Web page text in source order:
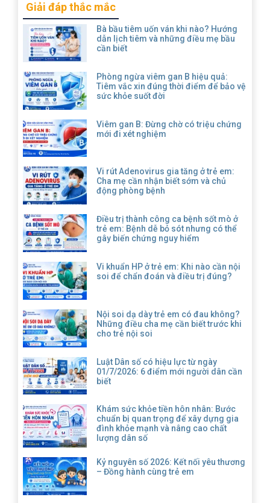
Giải đáp thắc mắc
Bà bầu tiêm uốn ván khi nào? Hướng
dẫn lịch tiêm và những điều mẹ bầu
cần biết
Phòng ngừa viêm gan B hiệu quả:
Tiêm vắc xin đúng thời điểm để bảo vệ
sức khỏe suốt đời
Viêm gan B: Đừng chờ có triệu chứng
mới đi xét nghiệm
Vi rút Adenovirus gia tăng ở trẻ em:
Cha mẹ cần nhận biết sớm và chủ
động phòng bệnh
Điều trị thành công ca bệnh sốt mò ở
trẻ em: Bệnh dễ bỏ sót nhưng có thể
gây biến chứng nguy hiểm
Vi khuẩn HP ở trẻ em: Khi nào cần nội
soi để chẩn đoán và điều trị đúng?
Nội soi dạ dày trẻ em có đau không?
Những điều cha mẹ cần biết trước khi
cho trẻ nội soi
Luật Dân số có hiệu lực từ ngày
01/7/2026: 6 điểm mới người dân cần
biết
Khám sức khỏe tiền hôn nhân: Bước
chuẩn bị quan trọng để xây dựng gia
đình khỏe mạnh và nâng cao chất
lượng dân số
Kỷ nguyên số 2026: Kết nối yêu thương
– Đồng hành cùng trẻ em